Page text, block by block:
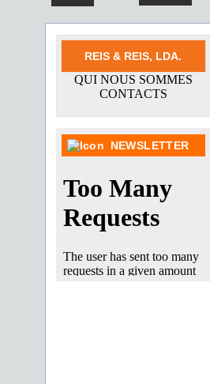
REIS & REIS, LDA.
QUI NOUS SOMMES
CONTACTS
NEWSLETTER